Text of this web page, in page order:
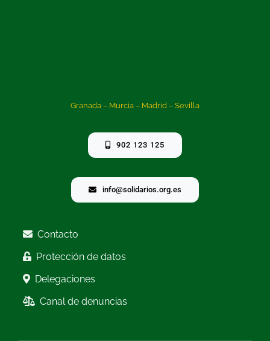
Granada – Murcia – Madrid – Sevilla
902 123 125
info@solidarios.org.es
Contacto
Protección de datos
Delegaciones
Canal de denuncias